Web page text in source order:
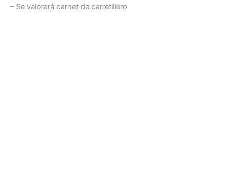
– Se valorará carnet de carretillero